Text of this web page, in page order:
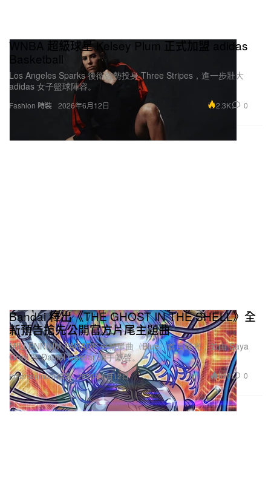
Fashion 時裝
WNBA 超級球星 Kelsey Plum 正式加盟 adidas
Basketball
Los Angeles Sparks 後衛強勢投身 Three Stripes，進一步壯大
adidas 女子籃球陣容。
2026年6月12日 2.3K 0
Entertainment 娛樂
Bandai 釋出《THE GHOST IN THE SHELL》全
新預告搶先公開官方片尾主題曲
MILLENNIUM PARADE 全新單曲〈Blue〉首度曝光，並由 Saya
Gray 與 Daniel Caesar 聯手獻聲。
2026年6月12日 890 0